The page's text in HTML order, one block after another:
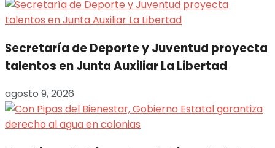
Secretaría de Deporte y Juventud proyecta
talentos en Junta Auxiliar La Libertad
agosto 9, 2026